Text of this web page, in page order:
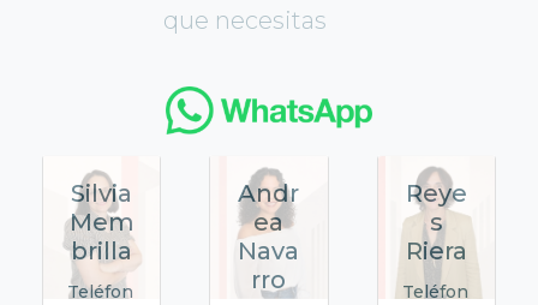
que necesitas
Silvia
Mem
brilla
Teléfon
Andr
ea
Nava
rro
Reye
s
Riera
Teléfon